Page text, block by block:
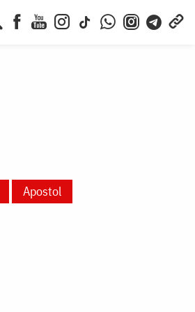
Apostol